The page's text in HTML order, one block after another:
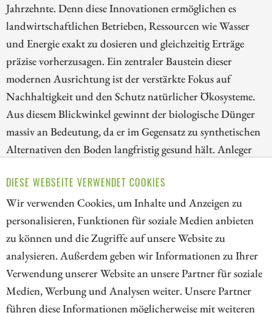
DIESE WEBSEITE VERWENDET COOKIES
Wir verwenden Cookies, um Inhalte und Anzeigen zu
personalisieren, Funktionen für soziale Medien anbieten
zu können und die Zugriffe auf unsere Website zu
analysieren. Außerdem geben wir Informationen zu Ihrer
Verwendung unserer Website an unsere Partner für soziale
Medien, Werbung und Analysen weiter. Unsere Partner
führen diese Informationen möglicherweise mit weiteren
Jahrzehnte. Denn diese Innovationen ermöglichen es
landwirtschaftlichen Betrieben, Ressourcen wie Wasser
und Energie exakt zu dosieren und gleichzeitig Erträge
präzise vorherzusagen. Ein zentraler Baustein dieser
modernen Ausrichtung ist der verstärkte Fokus auf
Nachhaltigkeit und den Schutz natürlicher Ökosysteme.
Aus diesem Blickwinkel gewinnt der biologische Dünger
massiv an Bedeutung, da er im Gegensatz zu synthetischen
Alternativen den Boden langfristig gesund hält. Anleger
Investition in nachhaltig denkende Unternehmen wird
sich auszahlen. Wir gehen noch etwas tiefer.
ZUM KOMMENTAR
// kapitalerhoehungen.de - © 2026 - Die Informationsplattform für